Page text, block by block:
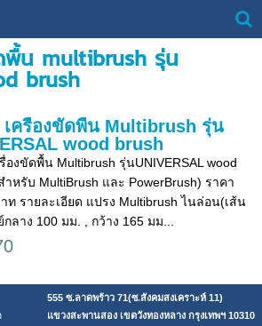
พื้น multibrush รุ่น
brush
เครื่องขัดพื้น Multibrush รุ่น
wood brush
องขัดพื้น Multibrush รุ่นUNIVERSAL wood
ำหรับ MultiBrush และ PowerBrush) ราคา
ท รายละเอียด แปรง Multibrush ไนล่อน(เส้น
ลาง 100 มม. , กว้าง 165 มม...
555 ซ.ลาดพร้าว 71(ซ.สังคมสงเคราะห์ 11)
แขวงสะพานสอง เขตวังทองหลาง กรุงเทพฯ 10310